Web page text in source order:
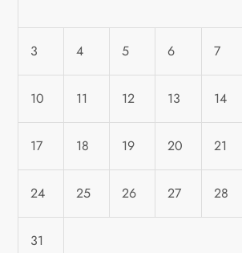
n
a
v
i
g
e
3 4 5 6 7
10 11 12 13 14
17 18 19 20 21
24 25 26 27 28
31